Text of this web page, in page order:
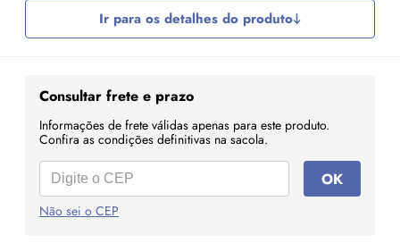
Ir para os detalhes do produto
Consultar frete e prazo
Informações de frete válidas apenas para este produto.
Confira as condições definitivas na sacola.
OK
Não sei o CEP